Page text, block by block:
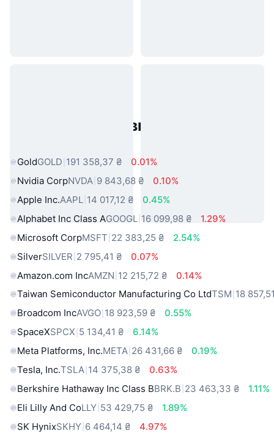
Популярні активи реального
GoldGOLD 191 358,37 ₴
0.01%
Nvidia CorpNVDA 9 843,68 ₴
0.10%
Apple Inc.AAPL 14 017,12 ₴
0.45%
Alphabet Inc Class AGOOGL 16 099,98 ₴
1.29%
Microsoft CorpMSFT 22 383,25 ₴
2.54%
SilverSILVER 2 795,41 ₴
0.07%
Amazon.com IncAMZN 12 215,72 ₴
0.14%
Taiwan Semiconductor Manufacturing Co LtdTSM 18
Broadcom IncAVGO 18 923,59 ₴
0.55%
SpaceXSPCX 5 134,41 ₴
6.14%
Meta Platforms, Inc.META 26 431,66 ₴
0.19%
Tesla, Inc.TSLA 14 375,38 ₴
0.63%
Berkshire Hathaway Inc Class BBRK.B 23 463,33 ₴
1.11%
Eli Lilly And CoLLY 53 429,75 ₴
1.89%
SK HynixSKHY 6 464,14 ₴
4.97%